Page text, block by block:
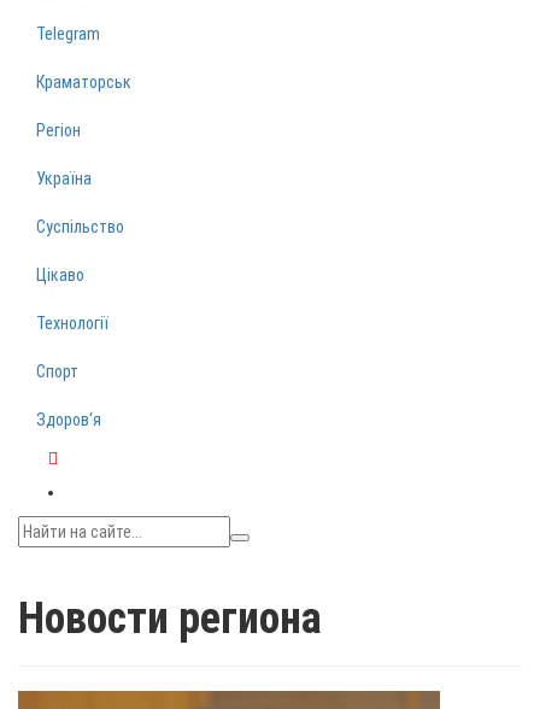
Telegram
Краматорськ
Регіон
Україна
Суспільство
Цікаво
Технології
Спорт
Здоров‘я
Новости региона